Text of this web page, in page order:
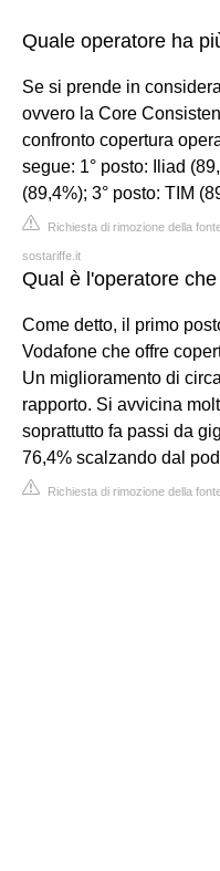
Quale operatore ha
Se si prende in
ovvero la Core
confronto copertura
segue: 1° posto: Iliad
(89,4%); 3° posto: TIM
Richiesta di rimozione della
sostariffe.it
Qual è l'operatore
Come detto, il primo
Vodafone che offre
Un miglioramento di
rapporto. Si avvicina
soprattutto fa passi da
76,4% scalzando dal
Richiesta di rimozione della